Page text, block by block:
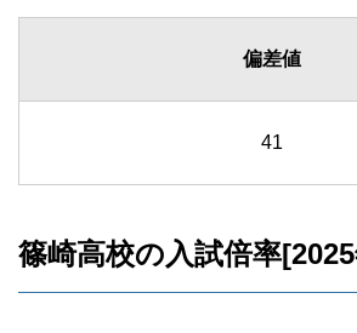
偏差値
41
篠崎高校の入試倍率